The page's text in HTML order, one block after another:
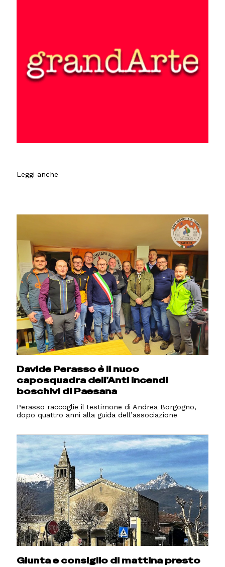
Leggi anche
Davide Perasso è il nuoo
caposquadra dell’Anti incendi
boschivi di Paesana
Perasso raccoglie il testimone di Andrea Borgogno,
dopo quattro anni alla guida dell’associazione
Giunta e consiglio di mattina presto